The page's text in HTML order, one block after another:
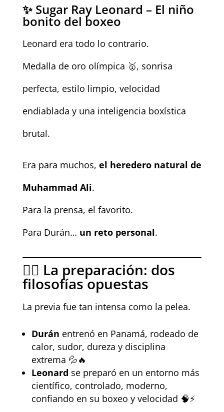
✨ Sugar Ray Leonard – El niño
bonito del boxeo
Leonard era todo lo contrario.
Medalla de oro olímpica 🥇, sonrisa
perfecta, estilo limpio, velocidad
endiablada y una inteligencia boxística
brutal.
Era para muchos, el heredero natural de
Muhammad Ali.
Para la prensa, el favorito.
Para Durán… un reto personal.
🏋️‍♂️ La preparación: dos
filosofías opuestas
La previa fue tan intensa como la pelea.
Durán entrenó en Panamá, rodeado de
calor, sudor, dureza y disciplina
extrema 💦🔥
Leonard se preparó en un entorno más
científico, controlado, moderno,
confiando en su boxeo y velocidad 🧠⚡